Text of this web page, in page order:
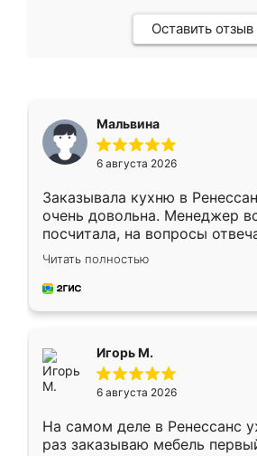
Оставить отзыв
Мальвина
6 августа 2026
Заказывала кухню в
очень довольна. Менеджер
посчитала, на вопросы
Замерщик приехал в
делу со всей
за день, ребята работали
Читать полностью
Игорь М.
6 августа 2026
На самом деле в Ренессанс
раз заказываю мебель